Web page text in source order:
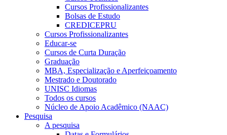
Cursos Profissionalizantes
Bolsas de Estudo
CREDICEPRU
Cursos Profissionalizantes
Educar-se
Cursos de Curta Duração
Graduação
MBA, Especialização e Aperfeiçoamento
Mestrado e Doutorado
UNISC Idiomas
Todos os cursos
Núcleo de Apoio Acadêmico (NAAC)
Pesquisa
A pesquisa